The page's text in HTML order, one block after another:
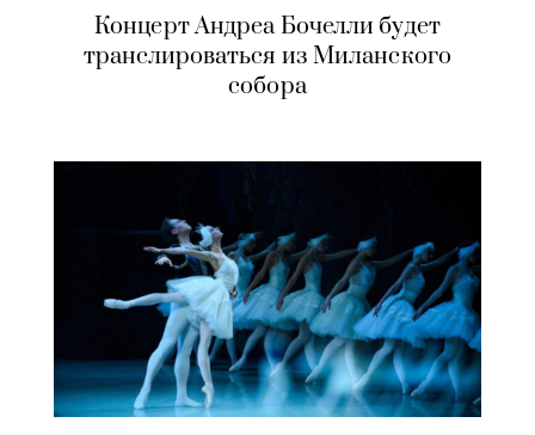
Концерт Андреа Бочелли будет
транслироваться из Миланского
собора